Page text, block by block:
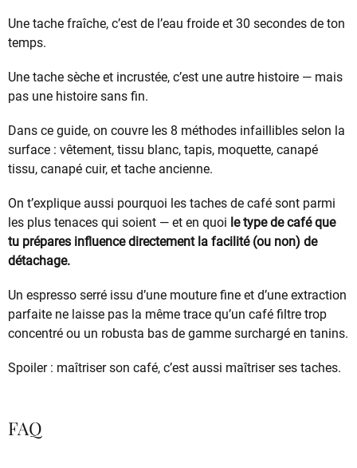
Une tache fraîche, c’est de l’eau froide et 30 secondes de ton
temps.
Une tache sèche et incrustée, c’est une autre histoire — mais
pas une histoire sans fin.
Dans ce guide, on couvre les 8 méthodes infaillibles selon la
surface : vêtement, tissu blanc, tapis, moquette, canapé
tissu, canapé cuir, et tache ancienne.
On t’explique aussi pourquoi les taches de café sont parmi
les plus tenaces qui soient — et en quoi le type de café que
tu prépares influence directement la facilité (ou non) de
détachage.
Un espresso serré issu d’une mouture fine et d’une extraction
parfaite ne laisse pas la même trace qu’un café filtre trop
concentré ou un robusta bas de gamme surchargé en tanins.
Spoiler : maîtriser son café, c’est aussi maîtriser ses taches.
FAQ